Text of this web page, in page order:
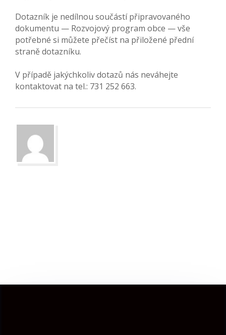
Dotazník je nedílnou součástí připravovaného
dokumentu — Rozvojový program obce — vše
potřebné si můžete přečíst na přiložené přední
straně dotazníku.
V případě jakýchkoliv dotazů nás neváhejte
kontaktovat na tel.: 731 252 663.